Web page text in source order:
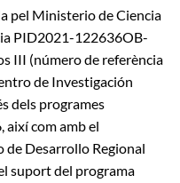
pel Ministerio de Ciencia
PID2021-122636OB-
III (número de referència
de Investigación
dels programes
així com amb el
de Desarrollo Regional
suport del programa